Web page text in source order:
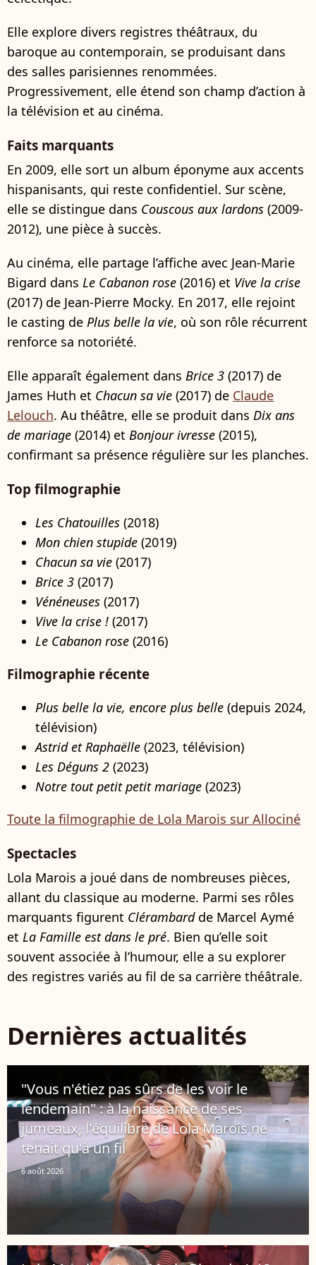
Elle explore divers registres théâtraux, du
baroque au contemporain, se produisant dans
des salles parisiennes renommées.
Progressivement, elle étend son champ d’action à
la télévision et au cinéma.
Faits marquants
En 2009, elle sort un album éponyme aux accents
hispanisants, qui reste confidentiel. Sur scène,
elle se distingue dans Couscous aux lardons (2009-
2012), une pièce à succès.
Au cinéma, elle partage l’affiche avec Jean-Marie
Bigard dans Le Cabanon rose (2016) et Vive la crise
(2017) de Jean-Pierre Mocky. En 2017, elle rejoint
le casting de Plus belle la vie, où son rôle récurrent
renforce sa notoriété.
Elle apparaît également dans Brice 3 (2017) de
James Huth et Chacun sa vie (2017) de Claude
Lelouch. Au théâtre, elle se produit dans Dix ans
de mariage (2014) et Bonjour ivresse (2015),
confirmant sa présence régulière sur les planches.
Top filmographie
Les Chatouilles (2018)
Mon chien stupide (2019)
Chacun sa vie (2017)
Brice 3 (2017)
Vénéneuses (2017)
Vive la crise ! (2017)
Le Cabanon rose (2016)
Filmographie récente
Plus belle la vie, encore plus belle (depuis 2024,
télévision)
Astrid et Raphaëlle (2023, télévision)
Les Déguns 2 (2023)
Notre tout petit petit mariage (2023)
Toute la filmographie de Lola Marois sur Allociné
Spectacles
Lola Marois a joué dans de nombreuses pièces,
allant du classique au moderne. Parmi ses rôles
marquants figurent Clérambardde Marcel Aymé
et La Famille est dans le pré. Bien qu’elle soit
souvent associée à l’humour, elle a su explorer
des registres variés au fil de sa carrière théâtrale.
Dernières actualités
"Vous n'étiez pas sûrs de les voir le
lendemain" : à la naissance de ses
jumeaux, l'équilibre de Lola Marois ne
tenait qu'à un fil
6 août 2026